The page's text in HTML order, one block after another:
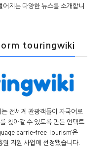
지는 다양한 뉴스를 소개합니
touringwiki
전세계 관광객들이 자국어로
찾아갈 수 있도록 만든 언택트
barrie-free Tourism'은
지원 사업에 선정됐습니다.